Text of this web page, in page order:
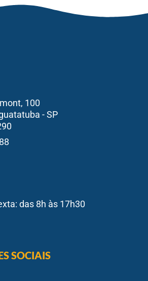
100
- SP
das 8h às 17h30
SOCIAIS